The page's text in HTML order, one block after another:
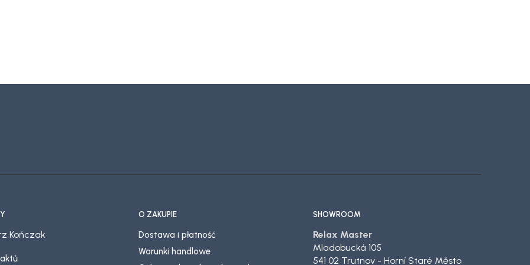
Kończak
O ZAKUPIE
Dostawa i płatność
Warunki handlowe
SHOWROOM
Relax Master
Mladobucká 105
541 02 Trutnov - Horní Staré Město